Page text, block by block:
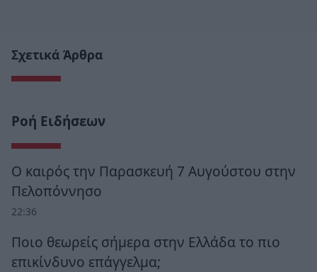
Σχετικά Άρθρα
Ροή Ειδήσεων
Ο καιρός την Παρασκευή 7 Αυγούστου στην
Πελοπόννησο
22:36
Ποιο θεωρείς σήμερα στην Ελλάδα το πιο
επικίνδυνο επάγγελμα;